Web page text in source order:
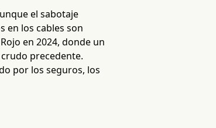
el sabotaje
en los cables son
en 2024, donde un
precedente.
por los seguros, los